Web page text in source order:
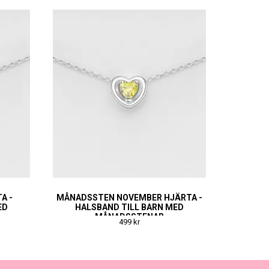
-
MÅNADSSTEN NOVEMBER HJÄRTA -
HALSBAND TILL BARN MED
MÅNADSSTENAR
499 kr